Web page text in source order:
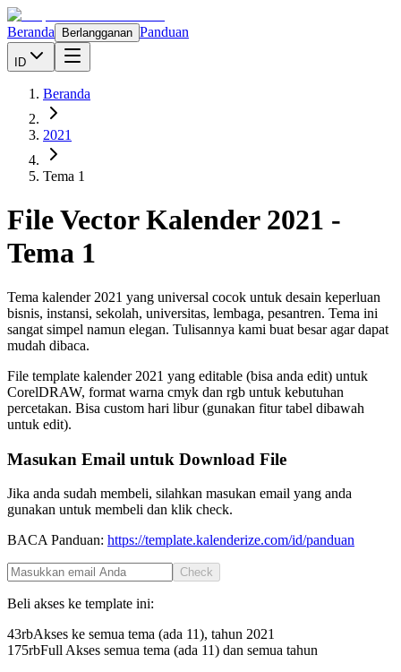
Beranda Berlangganan Panduan
ID
Beranda
2021
Tema 1
File Vector Kalender 2021 -
Tema 1
Tema kalender 2021 yang universal cocok untuk desain keperluan
bisnis, instansi, sekolah, universitas, lembaga, pesantren. Tema ini
sangat simpel namun elegan. Tulisannya kami buat besar agar dapat
mudah dibaca.
File template kalender 2021 yang editable (bisa anda edit) untuk
CorelDRAW, format warna cmyk dan rgb untuk kebutuhan
percetakan. Bisa custom hari libur (gunakan fitur tabel dibawah
untuk edit).
Masukan Email untuk Download File
Jika anda sudah membeli, silahkan masukan email yang anda
gunakan untuk membeli dan klik check.
BACA Panduan: https://template.kalenderize.com/id/panduan
Check
Beli akses ke template ini:
43rbAkses ke semua tema (ada 11), tahun 2021
175rbFull Akses semua tema (ada 11) dan semua tahun